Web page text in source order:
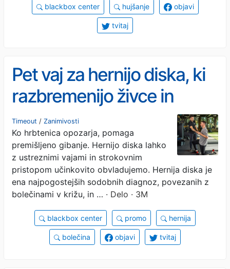
blackbox center hujšanje objavi
tvitaj
Pet vaj za hernijo diska, ki
razbremenijo živce in
okrepijo hrbtenico
Timeout / Zanimivosti
Ko hrbtenica opozarja, pomaga
premišljeno gibanje. Hernijo diska lahko
z ustreznimi vajami in strokovnim
pristopom učinkovito obvladujemo. Hernija diska je
ena najpogostejših sodobnih diagnoz, povezanih z
bolečinami v križu, in … · Delo · 3M
blackbox center promo hernija
bolečina objavi tvitaj